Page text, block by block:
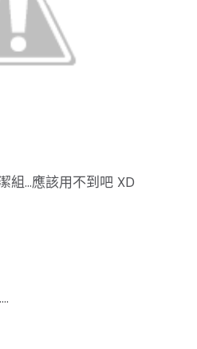
組...應該用不到吧 XD